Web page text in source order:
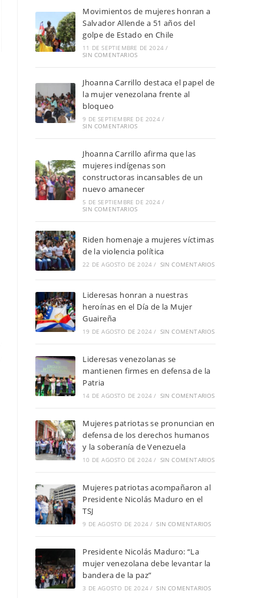
Movimientos de mujeres honran a
Salvador Allende a 51 años del
golpe de Estado en Chile
11 DE SEPTIEMBRE DE 2024 /
SIN COMENTARIOS
Jhoanna Carrillo destaca el papel de
la mujer venezolana frente al
bloqueo
9 DE SEPTIEMBRE DE 2024 /
SIN COMENTARIOS
Jhoanna Carrillo afirma que las
mujeres indígenas son
constructoras incansables de un
nuevo amanecer
5 DE SEPTIEMBRE DE 2024 /
SIN COMENTARIOS
Riden homenaje a mujeres víctimas
de la violencia política
22 DE AGOSTO DE 2024 / SIN COMENTARIOS
Lideresas honran a nuestras
heroínas en el Día de la Mujer
Guaireña
19 DE AGOSTO DE 2024 / SIN COMENTARIOS
Lideresas venezolanas se
mantienen firmes en defensa de la
Patria
14 DE AGOSTO DE 2024 / SIN COMENTARIOS
Mujeres patriotas se pronuncian en
defensa de los derechos humanos
y la soberanía de Venezuela
10 DE AGOSTO DE 2024 / SIN COMENTARIOS
Mujeres patriotas acompañaron al
Presidente Nicolás Maduro en el
TSJ
9 DE AGOSTO DE 2024 / SIN COMENTARIOS
Presidente Nicolás Maduro: “La
mujer venezolana debe levantar la
bandera de la paz”
3 DE AGOSTO DE 2024 / SIN COMENTARIOS